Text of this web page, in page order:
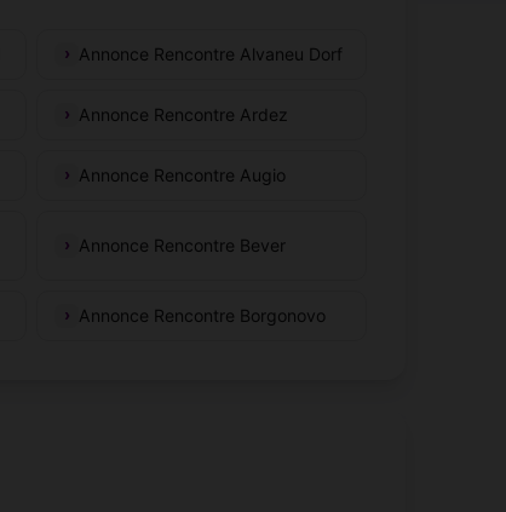
Annonce Rencontre Alvaneu Dorf
Annonce Rencontre Ardez
Annonce Rencontre Augio
Annonce Rencontre Bever
Annonce Rencontre Borgonovo